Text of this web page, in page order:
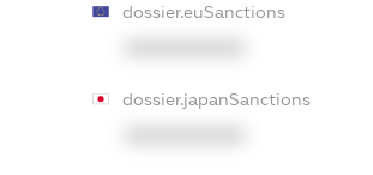
dossier.euSanctions
dossier.japanSanctions